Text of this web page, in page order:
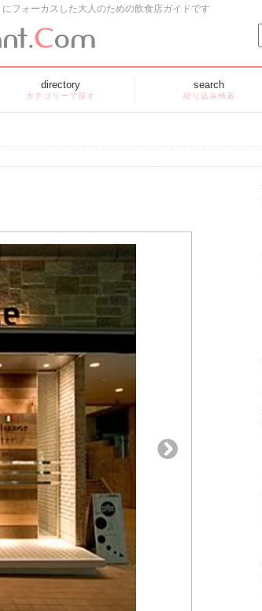
フォーカスした大人のための飲食店ガイドです
directory
カテゴリーで探す
search
絞り込み検索